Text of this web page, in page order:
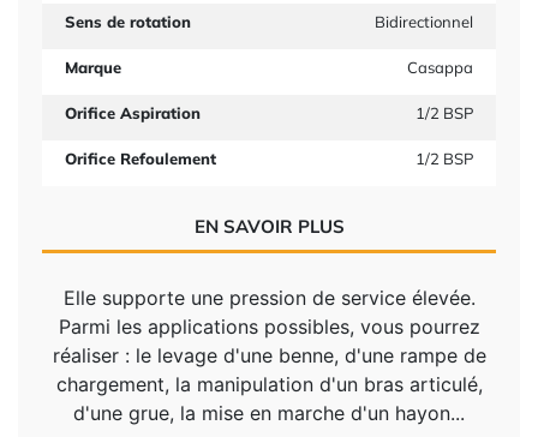
Sens de rotation Bidirectionnel
Marque Casappa
Orifice Aspiration 1/2 BSP
Orifice Refoulement 1/2 BSP
EN SAVOIR PLUS
Elle supporte une pression de service élevée.
Parmi les applications possibles, vous pourrez
réaliser : le levage d'une benne, d'une rampe de
chargement, la manipulation d'un bras articulé,
d'une grue, la mise en marche d'un hayon...